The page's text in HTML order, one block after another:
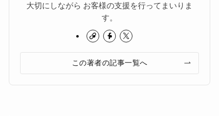
大切にしながら お客様の支援を行ってまいりま
す。
この著者の記事一覧へ